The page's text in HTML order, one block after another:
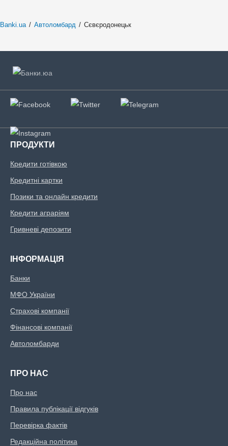
Banki.ua / Автоломбард / Сєвєродонецьк
ПРОДУКТИ
Кредити готівкою
Кредитні картки
Позики та онлайн кредити
Кредити аграріям
Гривневі депозити
ІНФОРМАЦІЯ
Банки
МФО України
Страхові компанії
Фінансові компанії
Автоломбарди
ПРО НАС
Про нас
Правила публікації відгуків
Перевірка фактів
Редакційна політика